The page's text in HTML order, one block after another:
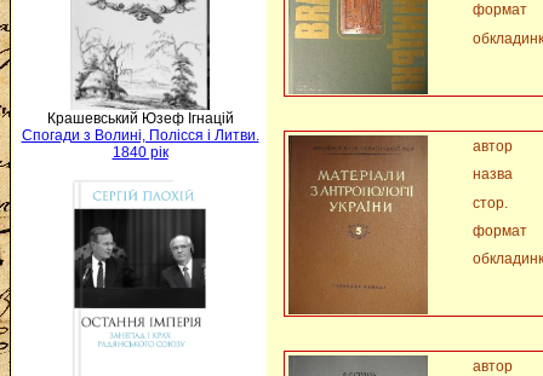
Крашевський Юзеф Ігнацій
Спогади з Волині, Полісся і Литви.
1840 рік
формат
автор
назва
стор.
формат
автор